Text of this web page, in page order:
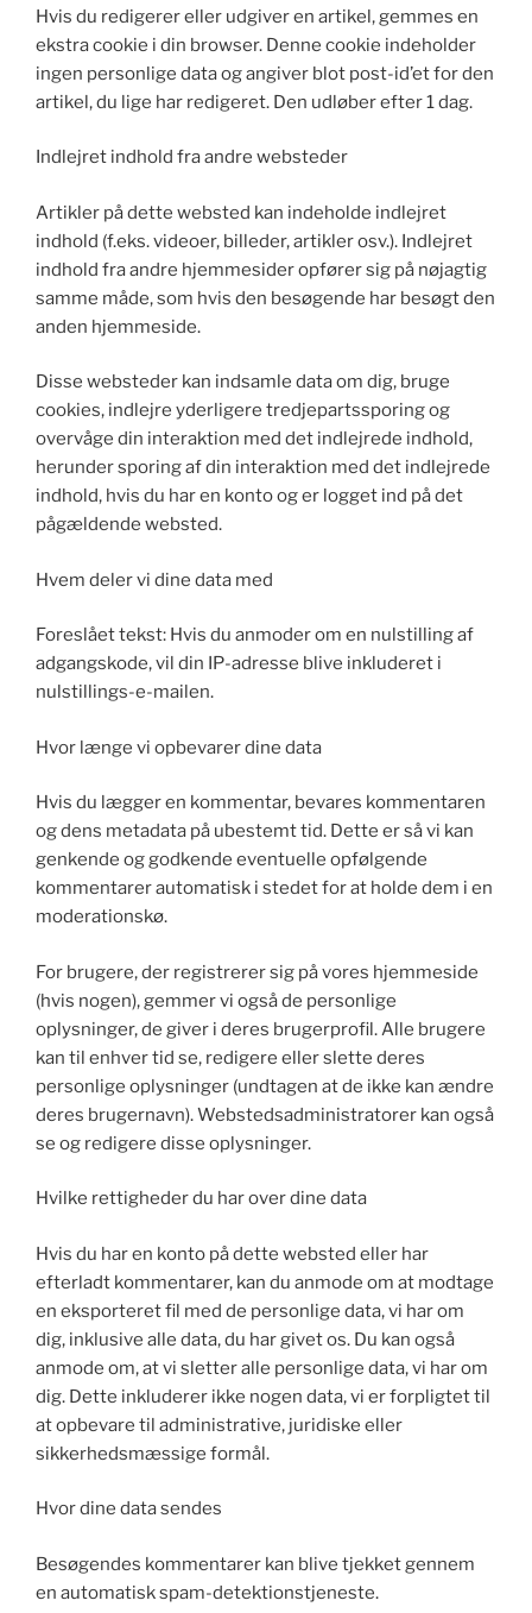
Hvis du redigerer eller udgiver en artikel, gemmes en
ekstra cookie i din browser. Denne cookie indeholder
ingen personlige data og angiver blot post-id’et for den
artikel, du lige har redigeret. Den udløber efter 1 dag.
Indlejret indhold fra andre websteder
Artikler på dette websted kan indeholde indlejret
indhold (f.eks. videoer, billeder, artikler osv.). Indlejret
indhold fra andre hjemmesider opfører sig på nøjagtig
samme måde, som hvis den besøgende har besøgt den
anden hjemmeside.
Disse websteder kan indsamle data om dig, bruge
cookies, indlejre yderligere tredjepartssporing og
overvåge din interaktion med det indlejrede indhold,
herunder sporing af din interaktion med det indlejrede
indhold, hvis du har en konto og er logget ind på det
pågældende websted.
Hvem deler vi dine data med
Foreslået tekst: Hvis du anmoder om en nulstilling af
adgangskode, vil din IP-adresse blive inkluderet i
nulstillings-e-mailen.
Hvor længe vi opbevarer dine data
Hvis du lægger en kommentar, bevares kommentaren
og dens metadata på ubestemt tid. Dette er så vi kan
genkende og godkende eventuelle opfølgende
kommentarer automatisk i stedet for at holde dem i en
moderationskø.
For brugere, der registrerer sig på vores hjemmeside
(hvis nogen), gemmer vi også de personlige
oplysninger, de giver i deres brugerprofil. Alle brugere
kan til enhver tid se, redigere eller slette deres
personlige oplysninger (undtagen at de ikke kan ændre
deres brugernavn). Webstedsadministratorer kan også
se og redigere disse oplysninger.
Hvilke rettigheder du har over dine data
Hvis du har en konto på dette websted eller har
efterladt kommentarer, kan du anmode om at modtage
en eksporteret fil med de personlige data, vi har om
dig, inklusive alle data, du har givet os. Du kan også
anmode om, at vi sletter alle personlige data, vi har om
dig. Dette inkluderer ikke nogen data, vi er forpligtet til
at opbevare til administrative, juridiske eller
sikkerhedsmæssige formål.
Hvor dine data sendes
Besøgendes kommentarer kan blive tjekket gennem
en automatisk spam-detektionstjeneste.